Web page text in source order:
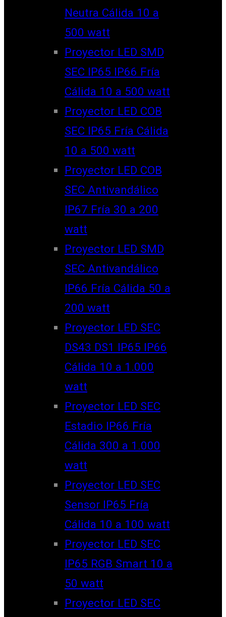
Neutra Cálida 10 a
500 watt
Proyector LED SMD
SEC IP65 IP66 Fría
Cálida 10 a 500 watt
Proyector LED COB
SEC IP65 Fría Cálida
10 a 500 watt
Proyector LED COB
SEC Antivandálico
IP67 Fría 30 a 200
watt
Proyector LED SMD
SEC Antivandálico
IP66 Fría Cálida 50 a
200 watt
Proyector LED SEC
DS43 DS1 IP65 IP66
Cálida 10 a 1.000
watt
Proyector LED SEC
Estadio IP66 Fría
Cálida 300 a 1.000
watt
Proyector LED SEC
Sensor IP65 Fría
Cálida 10 a 100 watt
Proyector LED SEC
IP65 RGB Smart 10 a
50 watt
Proyector LED SEC